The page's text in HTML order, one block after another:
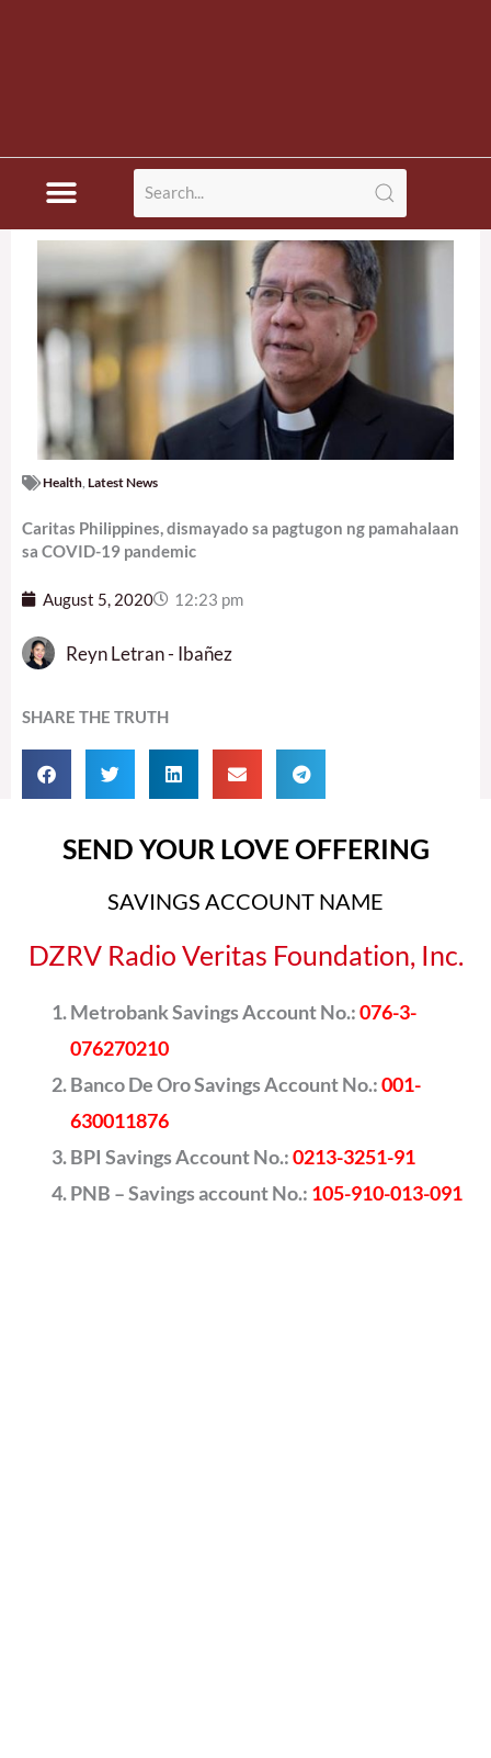
Health Latest News
Caritas Philippines, dismayado sa pagtugon ng pamahalaan
sa COVID-19 pandemic
August 5, 2020 12:23 pm
Reyn Letran - Ibañez
SHARE THE TRUTH
SEND YOUR LOVE OFFERING
SAVINGS ACCOUNT NAME
DZRV Radio Veritas Foundation, Inc.
Metrobank Savings Account No.:076-3-
076270210
Banco De Oro Savings Account No.:001-
630011876
BPI Savings Account No.:0213-3251-91
PNB – Savings account No.: 105-910-013-091